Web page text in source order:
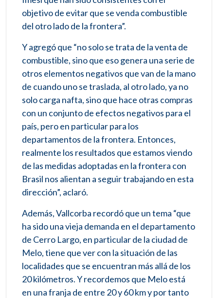
objetivo de evitar que se venda combustible
del otro lado de la frontera”.
Y agregó que “no solo se trata de la venta de
combustible, sino que eso genera una serie de
otros elementos negativos que van de la mano
de cuando uno se traslada, al otro lado, ya no
solo carga nafta, sino que hace otras compras
con un conjunto de efectos negativos para el
país, pero en particular para los
departamentos de la frontera. Entonces,
realmente los resultados que estamos viendo
de las medidas adoptadas en la frontera con
Brasil nos alientan a seguir trabajando en esta
dirección”, aclaró.
Además, Vallcorba recordó que un tema “que
ha sido una vieja demanda en el departamento
de Cerro Largo, en particular de la ciudad de
Melo, tiene que ver con la situación de las
localidades que se encuentran más allá de los
20 kilómetros. Y recordemos que Melo está
en una franja de entre 20 y 60 km y por tanto